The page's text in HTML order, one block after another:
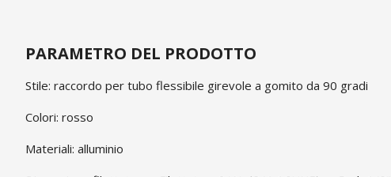
PARAMETRO DEL PRODOTTO
Stile: raccordo per tubo flessibile girevole a gomito da 90 gradi
Colori: rosso
Materiali: alluminio